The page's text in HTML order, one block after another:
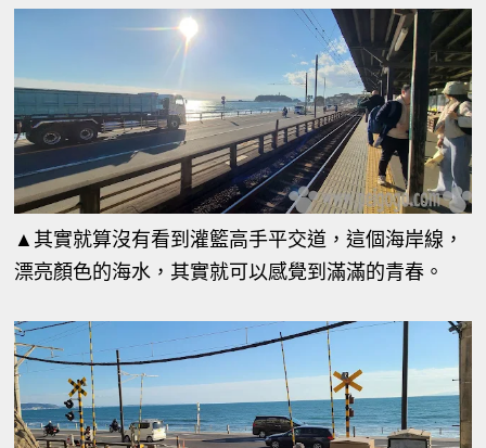
▲其實就算沒有看到灌籃高手平交道，這個海岸線，
漂亮顏色的海水，其實就可以感覺到滿滿的青春。